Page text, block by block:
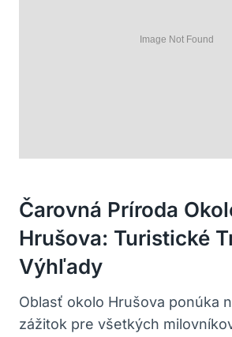
Čarovná Príroda
Hrušova: ⁢Turistické
Výhľady
Oblasť okolo Hrušova ponúka
zážitok ⁣pre všetkých